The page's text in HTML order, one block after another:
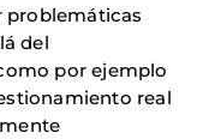
problemáticas
del
por ejemplo
real